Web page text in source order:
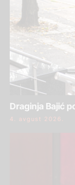
Draginja Bajić
4. avgust 2026.